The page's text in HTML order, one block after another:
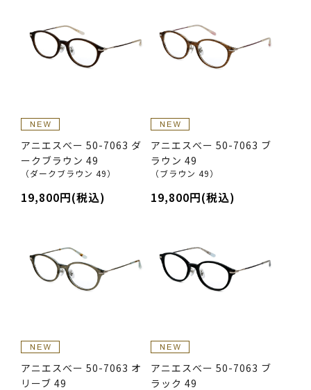
アニエスべー 50-7063 ダ
ークブラウン 49
（ダークブラウン 49）
19,800円(税込)
アニエスべー 50-7063 ブ
ラウン 49
（ブラウン 49）
19,800円(税込)
アニエスべー 50-7063 オ
リーブ 49
アニエスべー 50-7063 ブ
ラック 49